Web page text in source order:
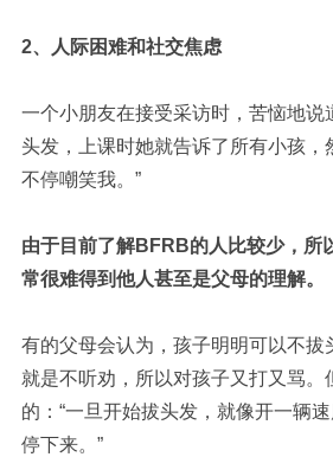
2、人际困难和社交焦虑
一个小朋友在接受采访时，苦恼地说
头发，上课时她就告诉了所有小孩，
不停嘲笑我。”
由于目前了解BFRB的人比较少，所
常很难得到他人甚至是父母的理解。
有的父母会认为，孩子明明可以不拔
就是不听劝，所以对孩子又打又骂。
的： “一旦开始拔头发，就像开一辆
停下来。”